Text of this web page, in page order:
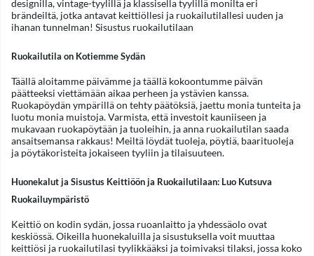
designilla, vintage-tyylillä ja klassisella tyylillä monilta eri
brändeiltä, jotka antavat keittiöllesi ja ruokailutilallesi uuden ja
ihanan tunnelman! Sisustus ruokailutilaan
Ruokailutila on Kotiemme Sydän
Täällä aloitamme päivämme ja täällä kokoontumme päivän
päätteeksi viettämään aikaa perheen ja ystävien kanssa.
Ruokapöydän ympärillä on tehty päätöksiä, jaettu monia tunteita ja
luotu monia muistoja. Varmista, että investoit kauniiseen ja
mukavaan ruokapöytään ja tuoleihin, ja anna ruokailutilan saada
ansaitsemansa rakkaus! Meiltä löydät tuoleja, pöytiä, baarituoleja
ja pöytäkoristeita jokaiseen tyyliin ja tilaisuuteen.
Huonekalut ja Sisustus Keittiöön ja Ruokailutilaan: Luo Kutsuva
Ruokailuympäristö
Keittiö on kodin sydän, jossa ruoanlaitto ja yhdessäolo ovat
keskiössä. Oikeilla huonekaluilla ja sisustuksella voit muuttaa
keittiösi ja ruokailutilasi tyylikkääksi ja toimivaksi tilaksi, jossa koko